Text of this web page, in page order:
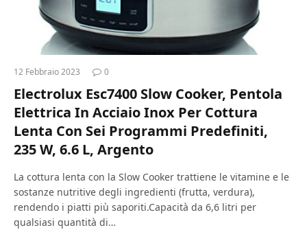
12 Febbraio 2023 0
Electrolux Esc7400 Slow Cooker, Pentola
Elettrica In Acciaio Inox Per Cottura
Lenta Con Sei Programmi Predefiniti,
235 W, 6.6 L, Argento
La cottura lenta con la Slow Cooker trattiene le vitamine e le
sostanze nutritive degli ingredienti (frutta, verdura),
rendendo i piatti più saporiti.Capacità da 6,6 litri per
qualsiasi quantità di…